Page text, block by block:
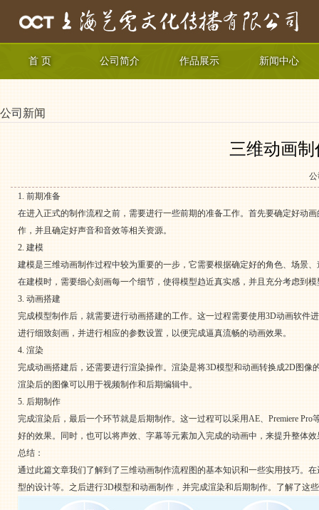
首 页 公司简介 作品展示 新闻中心
公司新闻
三维动画
公
1. 前期准备
在进入正式的制作流程之前，需要进行一些前期的准备工作。首先要确定好动
作，并且确定好声音和音效等相关资源。
2. 建模
建模是三维动画制作过程中较为重要的一步，它需要根据确定好的角色、场景
在建模时，需要细心刻画每一个细节，使得模型趋近真实感，并且充分考虑到
3. 动画搭建
完成模型制作后，就需要进行动画搭建的工作。这一过程需要使用3D动画软件
进行细致刻画，并进行相应的参数设置，以便完成逼真流畅的动画效果。
4. 渲染
完成动画搭建后，还需要进行渲染操作。渲染是将3D模型和动画转换成2D图
渲染后的图像可以用于视频制作和后期编辑中。
5. 后期制作
完成渲染后，最后一个环节就是后期制作。这一过程可以采用AE、Premiere
好的效果。同时，也可以将声效、字幕等元素加入完成的动画中，来提升整体效
总结：
通过此篇文章我们了解到了三维动画制作流程图的基本知识和一些实用技巧。
型的设计等。之后进行3D模型和动画制作，并完成渲染和后期制作。了解了